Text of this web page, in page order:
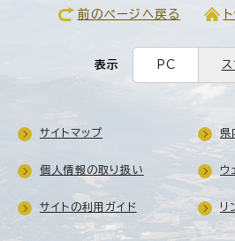
前のページへ戻る
表示 PC
サイトマップ 県
個人情報の取り扱い ウ
サイトの利用ガイド リ